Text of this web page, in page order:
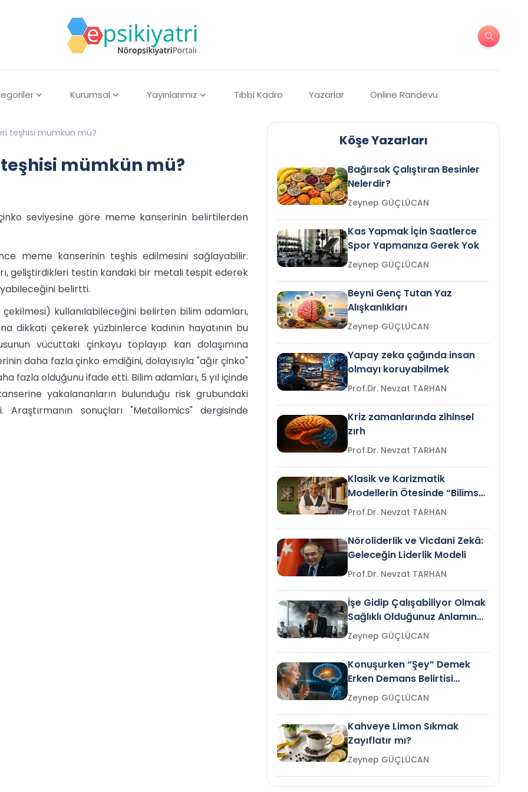
Kurumsal Yayınlarımız Tıbbi Kadro Yazarlar Online Randevu
teşhisi mümkün mü?
mümkün mü?
seviyesine göre meme kanserinin belirtilerden
meme kanserinin teşhis edilmesini sağlayabilir.
geliştirdikleri testin kandaki bir metali tespit ederek
belirtti.
kullanılabileceğini belirten bilim adamları,
dikkati çekerek yüzbinlerce kadının hayatının bu
vücuttaki çinkoyu toplayıp kan dolaşımına
daha fazla çinko emdiğini, dolayısıyla "ağır çinko"
fazla olduğunu ifade etti. Bilim adamları, 5 yıl içinde
yakalananların bulunduğu risk grubundaki
sonuçları "Metallomics" dergisinde
Köşe Yazarları
Bağırsak Çalıştıran Besinler
Nelerdir?
Zeynep GÜÇLÜCAN
Kas Yapmak İçin Saatlerce
Spor Yapmanıza Gerek Yok
Zeynep GÜÇLÜCAN
Beyni Genç Tutan Yaz
Alışkanlıkları
Zeynep GÜÇLÜCAN
Yapay zeka çağında insan
olmayı koruyabilmek
Prof.Dr. Nevzat TARHAN
Kriz zamanlarında zihinsel
zırh
Prof.Dr. Nevzat TARHAN
Klasik ve Karizmatik
Modellerin Ötesinde “Bilimsel
Liderlik”
Prof.Dr. Nevzat TARHAN
Nöroliderlik ve Vicdani Zekâ:
Geleceğin Liderlik Modeli
Prof.Dr. Nevzat TARHAN
İşe Gidip Çalışabiliyor Olmak
Sağlıklı Olduğunuz Anlamına
Gelir mi?Zeynep GÜÇLÜCAN
Konuşurken “Şey” Demek
Erken Demans Belirtisi
Olabilir mi?Zeynep GÜÇLÜCAN
Kahveye Limon Sıkmak
Zayıflatır mı?
Zeynep GÜÇLÜCAN